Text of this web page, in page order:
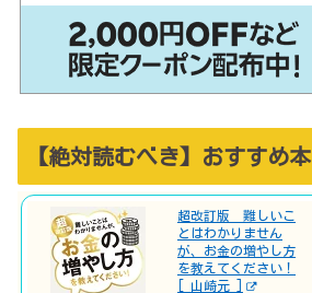
【絶対読むべき】おすすめ本
超改訂版 難しいこ
とはわかりません
が、お金の増やし方
を教えてください！
[ 山崎元 ]